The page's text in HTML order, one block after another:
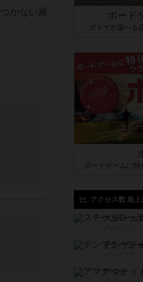
かない展
ボード
ボドゲが遊べる
ボードゲームに
アクセス数 急上
スチーム
テンプテ
アマナイ